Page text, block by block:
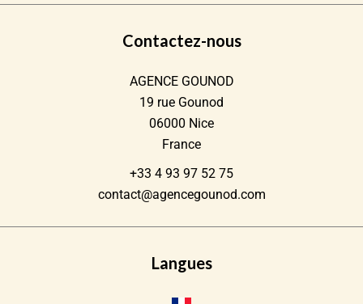
Contactez-nous
AGENCE GOUNOD
19 rue Gounod
06000 Nice
France
+33 4 93 97 52 75
contact@agencegounod.com
Langues